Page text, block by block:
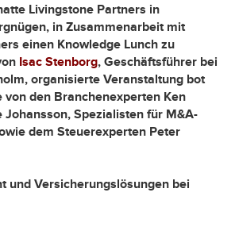
Livingstone Partners in
in Zusammenarbeit mit
einen Knowledge Lunch zu
Isac Stenborg, Geschäftsführer bei
organisierte Veranstaltung bot
den Branchenexperten Ken
Johansson, Spezialisten für M&A-
dem Steuerexperten Peter
und Versicherungslösungen bei